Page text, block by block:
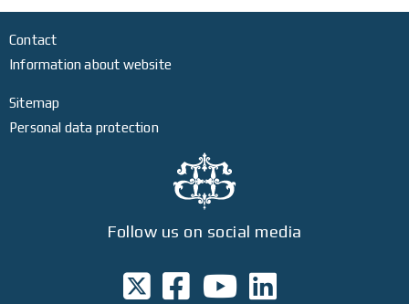
Contact
Information about website
Sitemap
Personal data protection
Follow us on social media